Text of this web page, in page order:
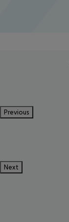
Previous
Next